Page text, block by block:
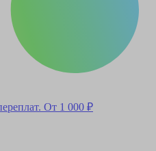
От 1 000 ₽